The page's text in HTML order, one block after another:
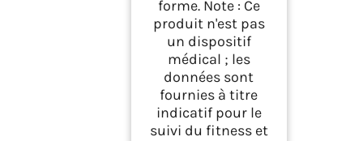
forme. Note : Ce
produit n'est pas
un dispositif
médical ; les
données sont
fournies à titre
indicatif pour le
suivi du fitness et